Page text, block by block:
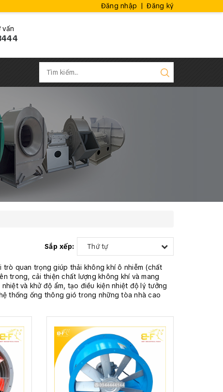
Đăng nhập | Đăng ký
vấn
Sắp xếp: Thứ tự
quan trọng giúp thải không khí ô nhiễm (chất
trong, cải thiện chất lượng không khí và mang
và khử độ ẩm, tạo điều kiện nhiệt độ lý tưởng
thống ống thông gió trong những tòa nhà cao